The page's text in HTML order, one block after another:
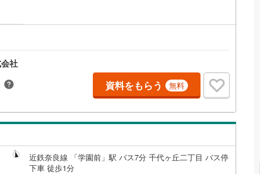
社
資料をもらう 無料
近鉄奈良線 「学園前」駅 バス7分 千代ヶ丘二丁目 バス停
下車 徒歩1分